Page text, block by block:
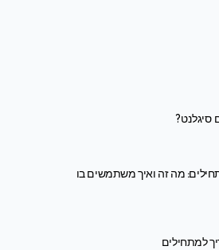
סיגלנט?
מה זה ואיך משתמשים בו
למתחילים